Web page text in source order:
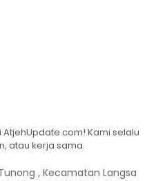
Kami selalu
atau kerja sama.
, Kecamatan Langsa